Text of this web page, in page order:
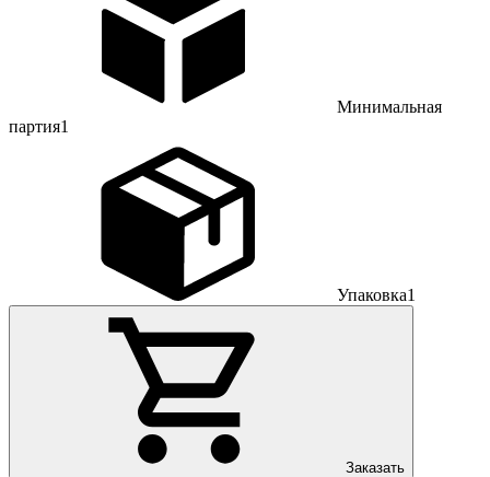
Минимальная
партия1
Упаковка1
Заказать